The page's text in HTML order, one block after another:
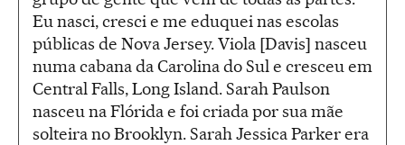
Eu nasci, cresci e me eduquei nas escolas
públicas de Nova Jersey. Viola [Davis] nasceu
numa cabana da Carolina do Sul e cresceu em
Central Falls, Long Island. Sarah Paulson
nasceu na Flórida e foi criada por sua mãe
solteira no Brooklyn. Sarah Jessica Parker era